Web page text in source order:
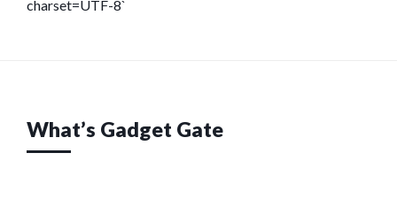
charset=UTF-8`
What’s Gadget Gate